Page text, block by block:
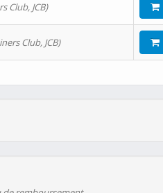
Club, JCB)
Club, JCB)